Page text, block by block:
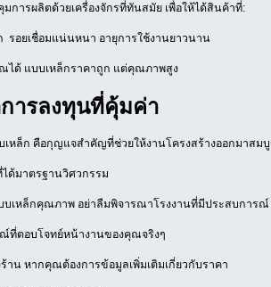
การผลิตด้วยเครื่องจักรที่ทันสมัย เพื่อให้ได้สินค้าที่:
รอยเชื่อมแน่นหนา อายุการใช้งานยาวนาน
ได้ แบบเหล็กราคาถูก แต่คุณภาพสูง
ารลงทุนที่คุ้มค่า
เหล็ก คือกุญแจสำคัญที่ช่วยให้งานโครงสร้างออกมาส
ด้มาตรฐานวิศวกรรม
บเหล็กคุณภาพ อย่าลืมพิจารณาโรงงานที่มีประสบการณ์
ที่ตอบโจทย์หน้างานของคุณจริงๆ
าน หากคุณต้องการข้อมูลเพิ่มเติมเกี่ยวกับราคา